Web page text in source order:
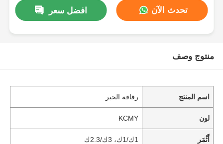
افضل سعر تحدث الآن
منتوج وصف
اسم المنتج رقاقة الحبر
لون KCMY
أَثْمَر 1ك/1ك، 3ك/2.3ك